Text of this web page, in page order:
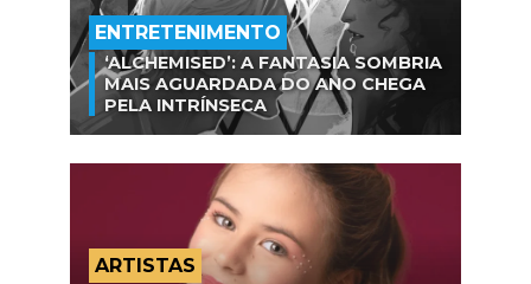
ENTRETENIMENTO
‘ALCHEMISED’: A FANTASIA SOMBRIA
MAIS AGUARDADA DO ANO CHEGA
PELA INTRÍNSECA
ARTISTAS